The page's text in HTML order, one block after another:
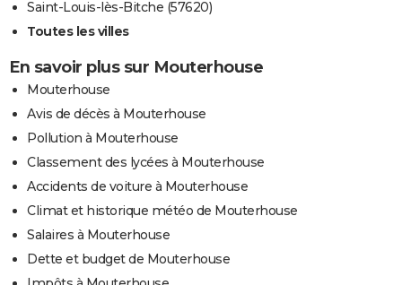
Saint-Louis-lès-Bitche (57620)
Toutes les villes
En savoir plus sur Mouterhouse
Mouterhouse
Avis de décès à Mouterhouse
Pollution à Mouterhouse
Classement des lycées à Mouterhouse
Accidents de voiture à Mouterhouse
Climat et historique météo de Mouterhouse
Salaires à Mouterhouse
Dette et budget de Mouterhouse